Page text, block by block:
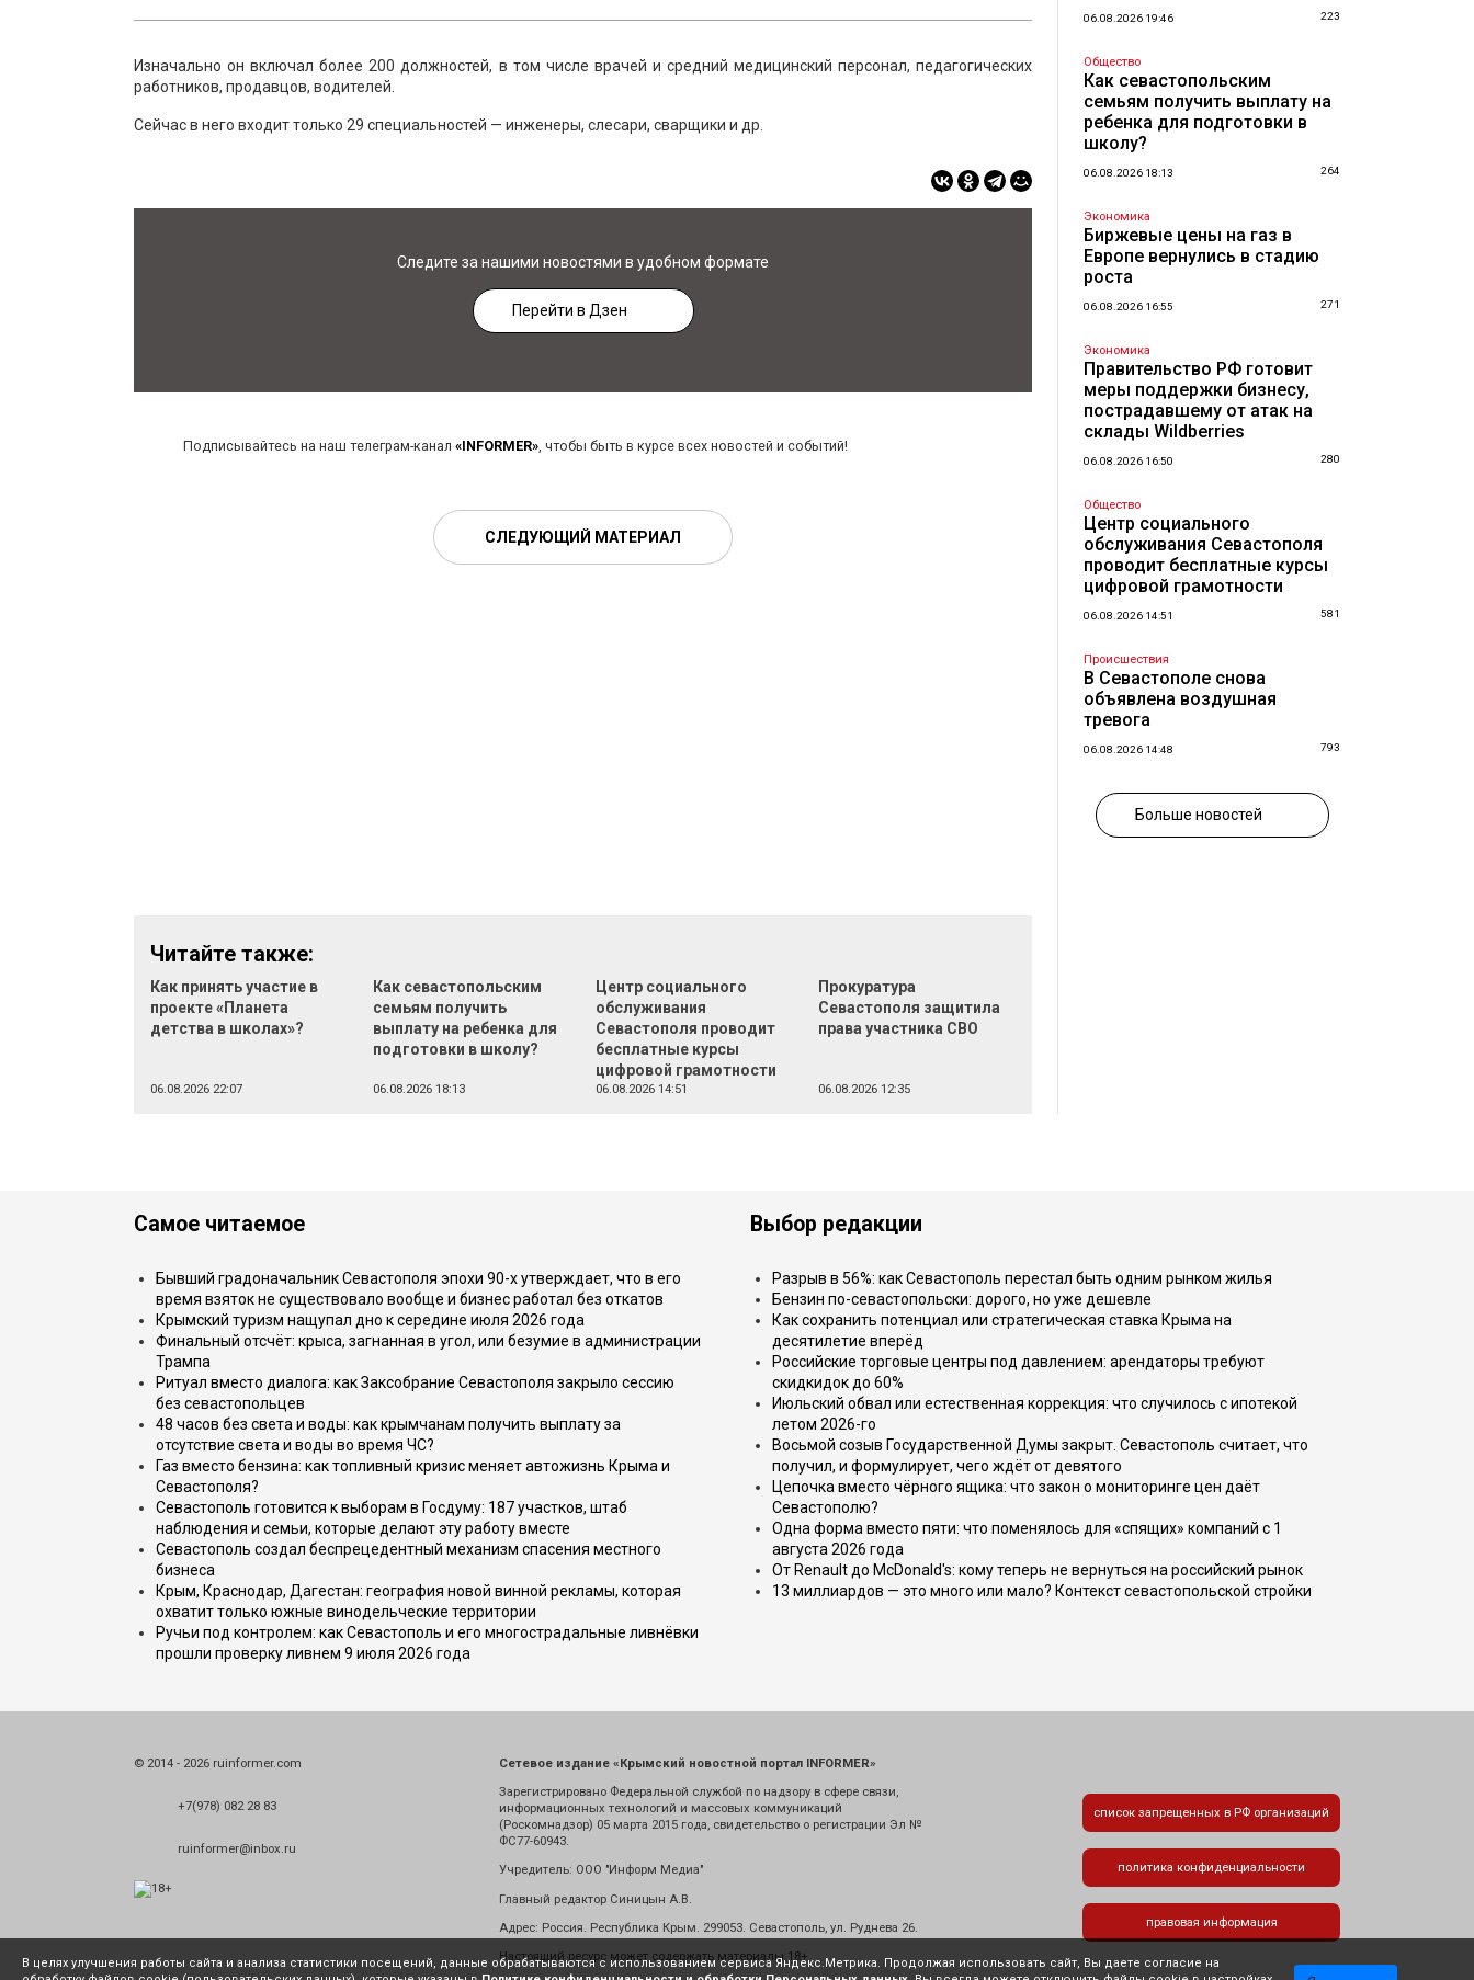
Изначально он включал более 200 должностей, в том числе врачей и средний медицинский персонал, педагогических
работников, продавцов, водителей.
Сейчас в него входит только 29 специальностей — инженеры, слесари, сварщики и др.
Следите за нашими новостями в удобном формате
Перейти в Дзен
Подписывайтесь на наш телеграм-канал «INFORMER», чтобы быть в курсе всех новостей и событий!
СЛЕДУЮЩИЙ МАТЕРИАЛ
Читайте также:
Как принять участие в
проекте «Планета
детства в школах»?
06.08.2026 22:07
Как севастопольским
семьям получить
выплату на ребенка для
подготовки в школу?
06.08.2026 18:13
Центр социального
обслуживания
Севастополя проводит
бесплатные курсы
цифровой грамотности
06.08.2026 14:51
Прокуратура
Севастополя защитила
права участника СВО
06.08.2026 12:35
06.08.2026 19:46 223
Общество
Как севастопольским
семьям получить выплату на
ребенка для подготовки в
школу?
06.08.2026 18:13 264
Экономика
Биржевые цены на газ в
Европе вернулись в стадию
роста
06.08.2026 16:55 271
Экономика
Правительство РФ готовит
меры поддержки бизнесу,
пострадавшему от атак на
склады Wildberries
06.08.2026 16:50 280
Общество
Центр социального
обслуживания Севастополя
проводит бесплатные курсы
цифровой грамотности
06.08.2026 14:51 581
Происшествия
В Севастополе снова
объявлена воздушная
тревога
06.08.2026 14:48 793
Больше новостей
Самое читаемое
Бывший градоначальник Севастополя эпохи 90-х утверждает, что в его
время взяток не существовало вообще и бизнес работал без откатов
Крымский туризм нащупал дно к середине июля 2026 года
Финальный отсчёт: крыса, загнанная в угол, или безумие в администрации
Трампа
Ритуал вместо диалога: как Заксобрание Севастополя закрыло сессию
без севастопольцев
48 часов без света и воды: как крымчанам получить выплату за
отсутствие света и воды во время ЧС?
Газ вместо бензина: как топливный кризис меняет автожизнь Крыма и
Севастополя?
Севастополь готовится к выборам в Госдуму: 187 участков, штаб
наблюдения и семьи, которые делают эту работу вместе
Севастополь создал беспрецедентный механизм спасения местного
бизнеса
Крым, Краснодар, Дагестан: география новой винной рекламы, которая
охватит только южные винодельческие территории
Ручьи под контролем: как Севастополь и его многострадальные ливнёвки
прошли проверку ливнем 9 июля 2026 года
Выбор редакции
Разрыв в 56%: как Севастополь перестал быть одним рынком жилья
Бензин по-севастопольски: дорого, но уже дешевле
Как сохранить потенциал или стратегическая ставка Крыма на
десятилетие вперёд
Российские торговые центры под давлением: арендаторы требуют
скидкидок до 60%
Июльский обвал или естественная коррекция: что случилось с ипотекой
летом 2026-го
Восьмой созыв Государственной Думы закрыт. Севастополь считает, что
получил, и формулирует, чего ждёт от девятого
Цепочка вместо чёрного ящика: что закон о мониторинге цен даёт
Севастополю?
Одна форма вместо пяти: что поменялось для «спящих» компаний с 1
августа 2026 года
От Renault до McDonald's: кому теперь не вернуться на российский рынок
13 миллиардов — это много или мало? Контекст севастопольской стройки
© 2014 - 2026 ruinformer.com
+7(978) 082 28 83
ruinformer@inbox.ru
Сетевое издание «Крымский новостной портал INFORMER»
Зарегистрировано Федеральной службой по надзору в сфере связи,
информационных технологий и массовых коммуникаций
(Роскомнадзор) 05 марта 2015 года, свидетельство о регистрации Эл №
ФС77-60943.
Учредитель: ООО "Информ Медиа"
Главный редактор Синицын А.В.
Адрес: Россия. Республика Крым. 299053. Севастополь, ул. Руднева 26.
Настоящий ресурс может содержать материалы 18+
список запрещенных в РФ организаций
политика конфиденциальности
правовая информация
В целях улучшения работы сайта и анализа статистики посещений, данные обрабатываются с использованием сервиса Яндекс.Метрика. Продолжая использовать сайт, Вы даете согласие на